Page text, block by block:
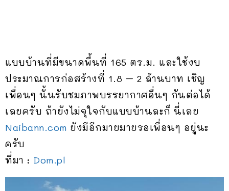
แบบบ้านที่มีขนาดพื้นที่ 165 ตร.ม. และใช้งบ
ประมาณการก่อสร้างที่ 1.8 – 2 ล้านบาท เชิญ
เพื่อนๆ นั้นรับชมภาพบรรยากาศอื่นๆ กันต่อได้
เลยครับ ถ้ายังไม่จุใจกับแบบบ้านละก็ นี่เลย
Naibann.com ยังมีอีกมายมายรอเพื่อนๆ อยู่นะ
ครับ
ที่มา : Dom.pl